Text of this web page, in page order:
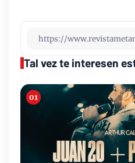
Tal vez te interesen